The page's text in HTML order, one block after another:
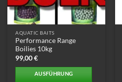
auf
der
Produktseite
gewählt
werden
AQUATIC BAITS
Performance Range
Boilies 10kg
99,00€
AUSFÜHRUNG